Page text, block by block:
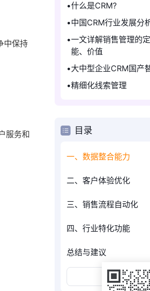
中保持
服务和
什么是CRM?
中国CRM行业发展分
一文详解销售管理的
能、价值
大中型企业CRM国产
精细化线索管理
目录
一、数据整合能力
二、客户体验优化
三、销售流程自动化
四、行业特化功能
总结与建议
展开更多